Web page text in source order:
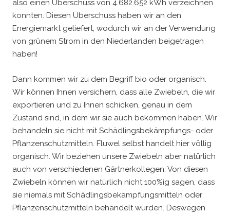
also einen Überschuss von 4.682.652 kWh verzeichnen
konnten. Diesen Überschuss haben wir an den
Energiemarkt geliefert, wodurch wir an der Verwendung
von grünem Strom in den Niederlanden beigetragen
haben!
Dann kommen wir zu dem Begriff bio oder organisch.
Wir können Ihnen versichern, dass alle Zwiebeln, die wir
exportieren und zu Ihnen schicken, genau in dem
Zustand sind, in dem wir sie auch bekommen haben. Wir
behandeln sie nicht mit Schädlingsbekämpfungs- oder
Pflanzenschutzmitteln. Fluwel selbst handelt hier völlig
organisch. Wir beziehen unsere Zwiebeln aber natürlich
auch von verschiedenen Gärtnerkollegen. Von diesen
Zwiebeln können wir natürlich nicht 100%ig sagen, dass
sie niemals mit Schädlingsbekämpfungsmitteln oder
Pflanzenschutzmitteln behandelt wurden. Deswegen